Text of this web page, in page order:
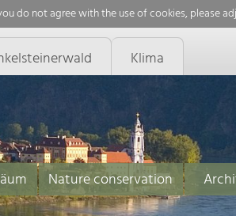
do not agree with the use of cookies, please
Klima
Nature conservation